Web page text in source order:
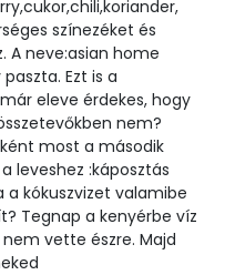
színezéket és
neve:asian home
Ezt is a
eleve érdekes, hogy
nem?
most a második
leveshez :káposztás
a kókuszvizet valamibe
Tegnap a kenyérbe víz
vette észre. Majd